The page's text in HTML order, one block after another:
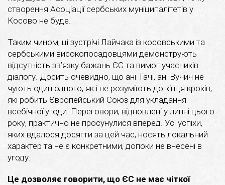
створення Асоціації сербських муніципалітетів у
Косово не буде.
Таким чином, ці зустрічі Лайчака із косовськими та
сербськими високопосадовцями демонструють
відсутність зв’язку бажань ЄС та вимог учасників
діалогу. Досить очевидно, що ані Тачі, ані Вучич не
чують один одного, як і не розуміють до кінця кроків,
які робить Європейський Союз для укладання
всебічної угоди. Переговори, відновлені у липні цього
року, практично не просунулися вперед. Усі успіхи,
яких вдалося досягти за цей час, носять локальний
характер та не є конкретними, допоки не внесені в
угоду.
Це дозволяє говорити, що ЄС не має чіткої